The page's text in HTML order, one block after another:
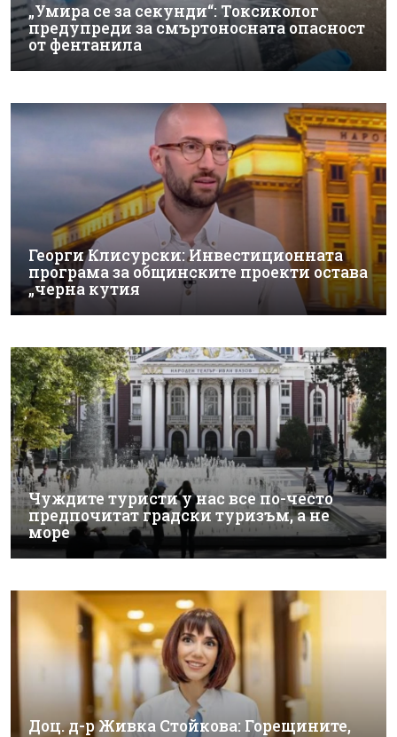
„Умира се за секунди“: Токсиколог
предупреди за смъртоносната опасност
от фентанила
Георги Клисурски: Инвестиционната
програма за общинските проекти остава
„черна кутия
Чуждите туристи у нас все по-често
предпочитат градски туризъм, а не
море
Доц. д-р Живка Стойкова: Горещините,